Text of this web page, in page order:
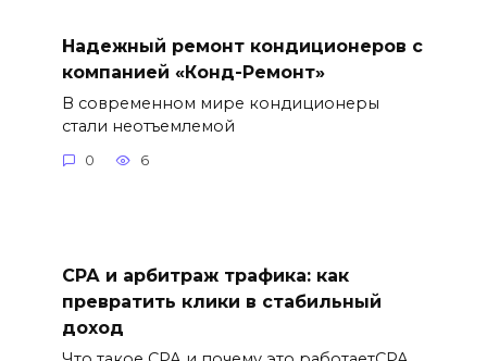
Надежный ремонт кондиционеров с
компанией «Конд-Ремонт»
В современном мире кондиционеры
стали неотъемлемой
0 6
СРА и арбитраж трафика: как
превратить клики в стабильный
доход